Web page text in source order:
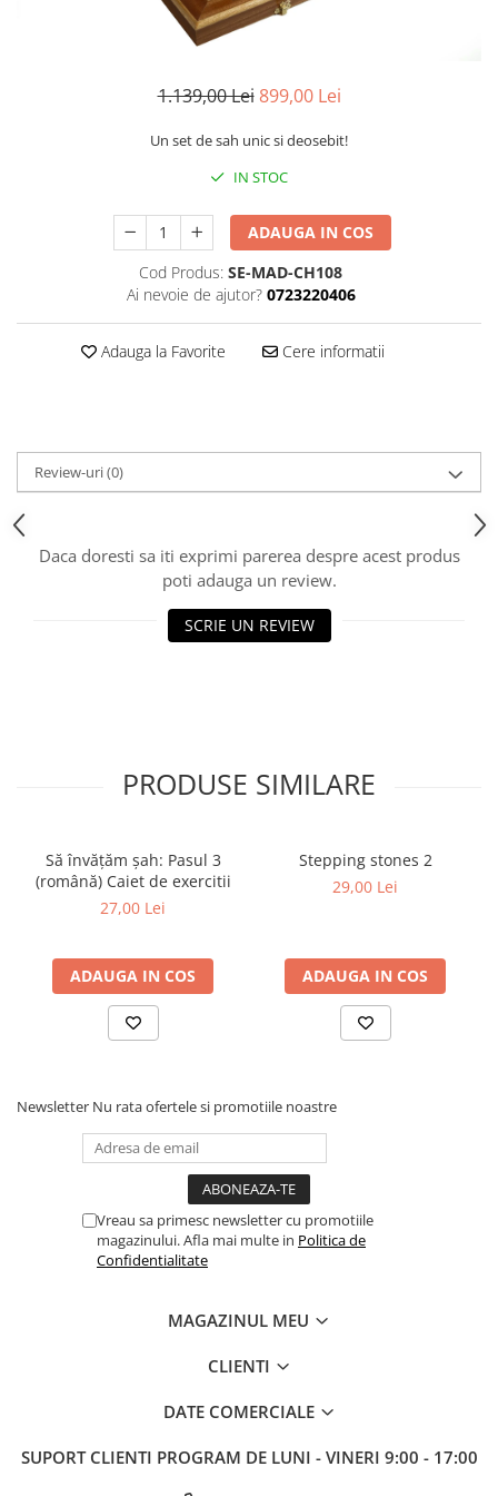
Lemn De Boxwood
Lemn De Carpen (hornbeam)
Lemn De Sheesham
Piese de sah DGT
Piese De Sah Tematice Din Plastic
Piese Din Lemn
Piese Din Plastic
Piese sah electronice
Piese Sah Tematice
Piese Sah Tematice Din Metal
Puzzle
Set Sah + Table/backgammon
Step 3
Tabla De Demonstratie
1.139,00 Lei 899,00 Lei
Un set de sah unic si deosebit!
IN STOC
ADAUGA IN COS
Cod Produs: SE-MAD-CH108
Ai nevoie de ajutor? 0723220406
Adauga la Favorite Cere informatii
Review-uri(0)
Daca doresti sa iti exprimi parerea despre acest produs
poti adauga un review.
SCRIE UN REVIEW
PRODUSE SIMILARE
Să învățăm șah: Pasul 3
(română) Caiet de exercitii
27,00 Lei
ADAUGA IN COS
Stepping stones 2
29,00 Lei
ADAUGA IN COS
Newsletter Nu rata ofertele si promotiile noastre
Vreau sa primesc newsletter cu promotiile
magazinului. Afla mai multe in Politica de
Confidentialitate
MAGAZINUL MEU
CLIENTI
DATE COMERCIALE
SUPORT CLIENTI PROGRAM DE LUNI - VINERI 9:00 - 17:00